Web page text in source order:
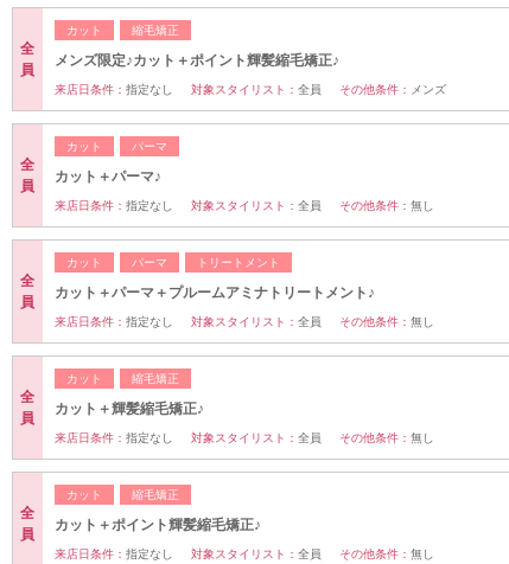
全
員
カット 縮毛矯正
メンズ限定♪カット＋ポイント輝髪縮毛矯正♪
来店日条件： 指定なし 対象スタイリスト： 全員 その他条件： メンズ
全
員
カット パーマ
カット＋パーマ♪
来店日条件： 指定なし 対象スタイリスト： 全員 その他条件： 無し
全
員
カット パーマ トリートメント
カット＋パーマ＋プルームアミナトリートメント♪
来店日条件： 指定なし 対象スタイリスト： 全員 その他条件： 無し
全
員
カット 縮毛矯正
カット＋輝髪縮毛矯正♪
来店日条件： 指定なし 対象スタイリスト： 全員 その他条件： 無し
全
員
カット 縮毛矯正
カット＋ポイント輝髪縮毛矯正♪
来店日条件： 指定なし 対象スタイリスト： 全員 その他条件： 無し